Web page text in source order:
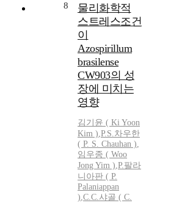
8
물리화학적
스트레스조건
이
Azospirillum
brasilense
CW903의 성
장에 미치는
영향
김기윤 ( Ki Yoon
Kim ),P.S.차우한
( P. S. Chauhan ),
임우종 ( Woo
Jong Yim ),P.팔라
니아판 ( P.
Palaniappan
),C.C.샤골 ( C.